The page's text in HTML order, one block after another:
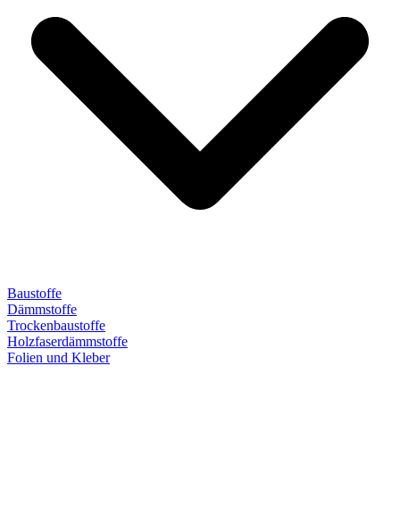
Baustoffe
Dämmstoffe
Trockenbaustoffe
Holzfaserdämmstoffe
Folien und Kleber